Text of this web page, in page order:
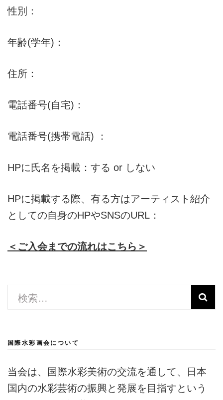
性別：
年齢(学年)：
住所：
電話番号(自宅)：
電話番号(携帯電話) ：
HPに氏名を掲載：する or しない
HPに掲載する際、有る方はアーティスト紹介
としての自身のHPやSNSのURL：
＜ご入会までの流れはこちら＞
検
国際水彩画会について
当会は、国際水彩美術の交流を通して、日本
国内の水彩芸術の振興と発展を目指すという